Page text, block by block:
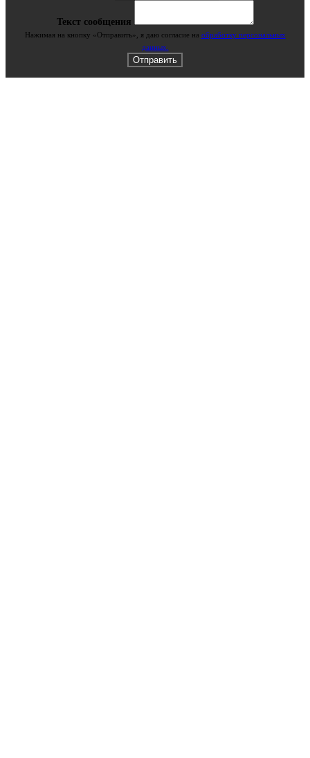
Текст сообщения
Нажимая на кнопку «Отправить», я даю cогласие на обработку персональных
данных.